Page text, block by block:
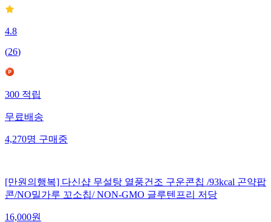
4.8
(26)
300적립
무료배송
4,270명구매중
[만원의행복] 다신샵 무설탕 열풍건조 구운콘칩 /93kcal 곤약팝
콘/NO밀가루 꼬소칩/ NON-GMO 글루텐프리 저당